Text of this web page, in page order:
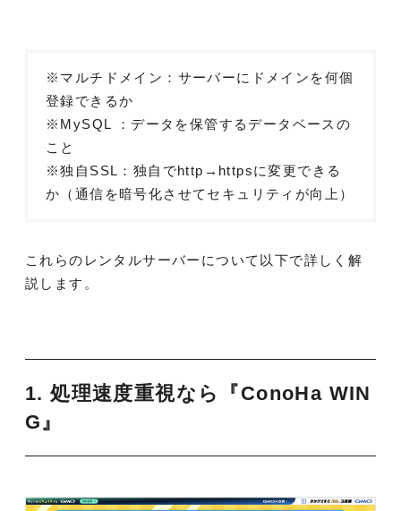
※マルチドメイン：サーバーにドメインを何個
登録できるか
※MySQL ：データを保管するデータベースの
こと
※独自SSL：独自でhttp→httpsに変更できる
か（通信を暗号化させてセキュリティが向上）
これらのレンタルサーバーについて以下で詳しく解
説します。
1. 処理速度重視なら『ConoHa WIN
G』